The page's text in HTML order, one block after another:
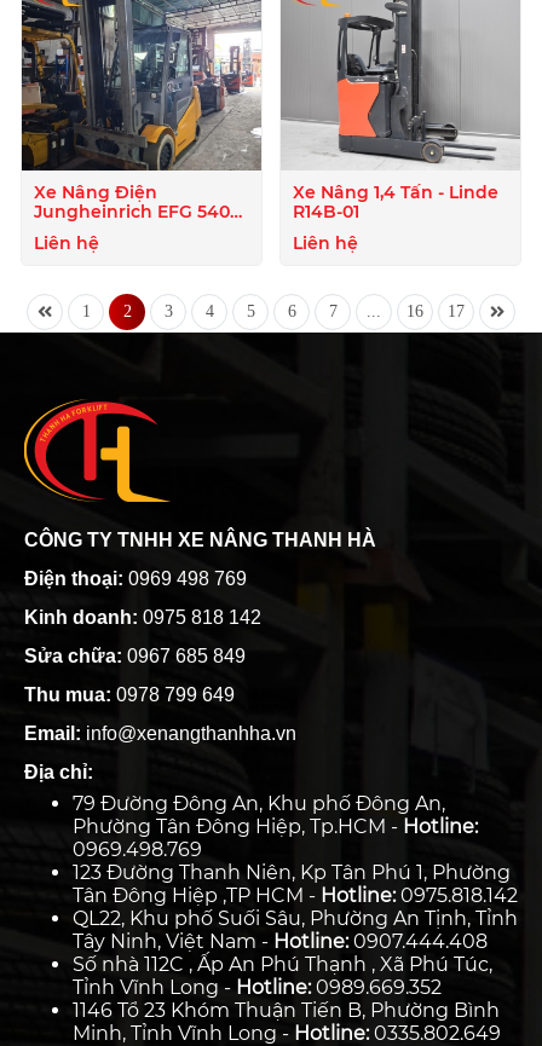
Xe Nâng Điện
Jungheinrich EFG 540k
S500ZT (4 Tấn, 5 Mét) |
Giá Tốt
Liên hệ
Xe Nâng 1,4 Tấn - Linde
R14B-01
Liên hệ
1 2 3 4 5 6 7 16 17
CÔNG TY TNHH XE NÂNG THANH HÀ
Điện thoại: 0969 498 769
Kinh doanh: 0975 818 142
Sửa chữa: 0967 685 849
Thu mua: 0978 799 649
Email: info@xenangthanhha.vn
Địa chỉ:
79 Đường Đông An, Khu phố Đông An,
Phường Tân Đông Hiệp, Tp.HCM - Hotline:
0969.498.769
123 Đường Thanh Niên, Kp Tân Phú 1, Phường
Tân Đông Hiệp ,TP HCM - Hotline:0975.818.142
QL22, Khu phố Suối Sâu, Phường An Tịnh, Tỉnh
Tây Ninh, Việt Nam - Hotline:0907.444.408
Số nhà 112C , Ấp An Phú Thạnh , Xã Phú Túc,
Tỉnh Vĩnh Long - Hotline:0989.669.352
1146 Tổ 23 Khóm Thuận Tiến B, Phường Bình
Minh, Tỉnh Vĩnh Long - Hotline:0335.802.649